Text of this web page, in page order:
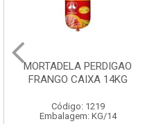
PERDIGAO
CAIXA 14KG
Código: 1219
KG/14